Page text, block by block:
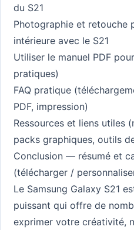
du S21
Photographie et retouche
intérieure avec le S21
Utiliser le manuel PDF
pratiques)
FAQ pratique
PDF, impression)
Ressources et liens utiles
packs graphiques, outils
Conclusion — résumé et
(télécharger /
Le Samsung Galaxy S21
puissant qui offre de
exprimer votre créativité,